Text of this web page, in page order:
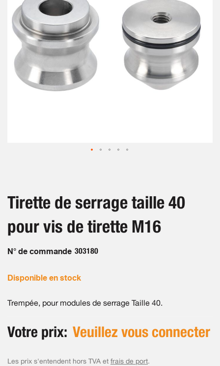
images
gallery
beginning
images
gallery
Tirette de serrage taille 40
pour vis de tirette M16
N° de commande 303180
Disponible en stock
Trempée, pour modules de serrage Taille 40.
Votre prix: Veuillez vous connecter
Les prix s'entendent hors TVA et frais de port.